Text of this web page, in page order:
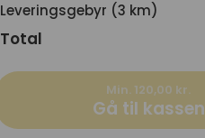
Leveringsgebyr (3 km)
Total
Min. 120,00 kr.
Gå til kassen